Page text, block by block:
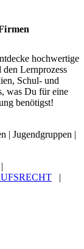
hochwertige
Lernprozess
Schul- und
was Du für eine
benötigst!
| Jugendgruppen |
|
|